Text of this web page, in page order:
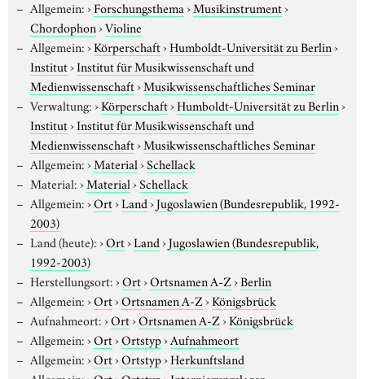
Allgemein:›Forschungsthema›Musikinstrument›
Chordophon›Violine
Allgemein:›Körperschaft›Humboldt-Universität zu Berlin›
Institut›Institut für Musikwissenschaft und
Medienwissenschaft›Musikwissenschaftliches Seminar
Verwaltung:›Körperschaft›Humboldt-Universität zu Berlin›
Institut›Institut für Musikwissenschaft und
Medienwissenschaft›Musikwissenschaftliches Seminar
Allgemein:›Material›Schellack
Material:›Material›Schellack
Allgemein:›Ort›Land›Jugoslawien (Bundesrepublik, 1992-
2003)
Land (heute):›Ort›Land›Jugoslawien (Bundesrepublik,
1992-2003)
Herstellungsort:›Ort›Ortsnamen A-Z›Berlin
Allgemein:›Ort›Ortsnamen A-Z›Königsbrück
Aufnahmeort:›Ort›Ortsnamen A-Z›Königsbrück
Allgemein:›Ort›Ortstyp›Aufnahmeort
Allgemein:›Ort›Ortstyp›Herkunftsland